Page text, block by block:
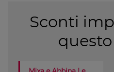
Sconti